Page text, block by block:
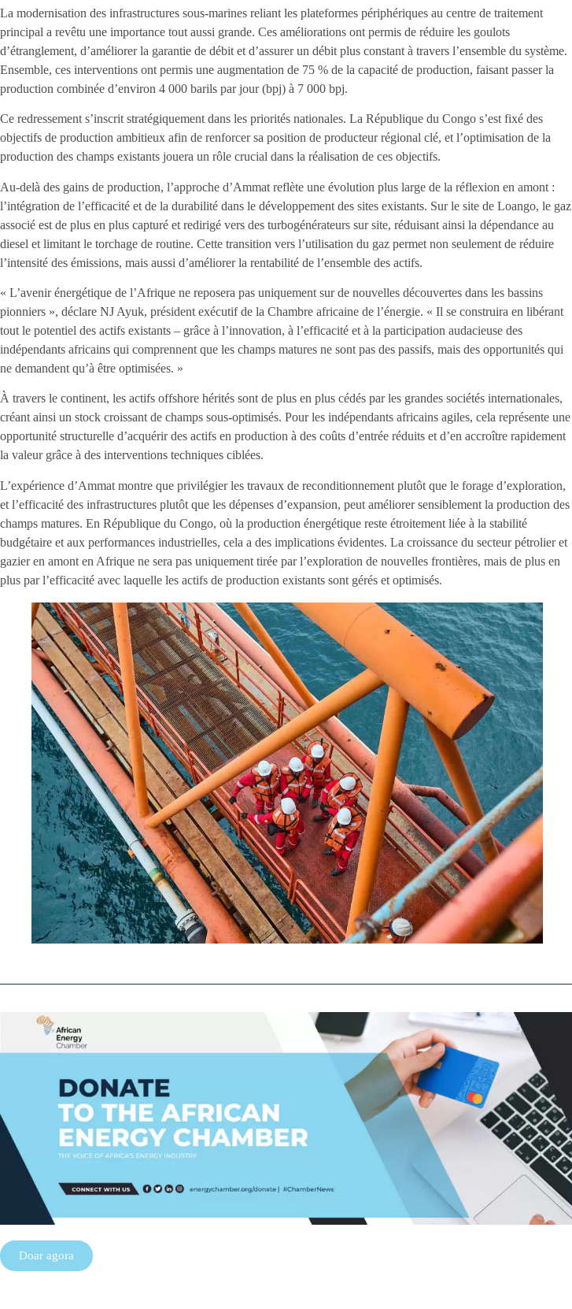
La modernisation des infrastructures sous-marines reliant les plateformes périphériques au centre de traitement
principal a revêtu une importance tout aussi grande. Ces améliorations ont permis de réduire les goulots
d’étranglement, d’améliorer la garantie de débit et d’assurer un débit plus constant à travers l’ensemble du système.
Ensemble, ces interventions ont permis une augmentation de 75 % de la capacité de production, faisant passer la
production combinée d’environ 4 000 barils par jour (bpj) à 7 000 bpj.
Ce redressement s’inscrit stratégiquement dans les priorités nationales. La République du Congo s’est fixé des
objectifs de production ambitieux afin de renforcer sa position de producteur régional clé, et l’optimisation de la
production des champs existants jouera un rôle crucial dans la réalisation de ces objectifs.
Au-delà des gains de production, l’approche d’Ammat reflète une évolution plus large de la réflexion en amont :
l’intégration de l’efficacité et de la durabilité dans le développement des sites existants. Sur le site de Loango, le gaz
associé est de plus en plus capturé et redirigé vers des turbogénérateurs sur site, réduisant ainsi la dépendance au
diesel et limitant le torchage de routine. Cette transition vers l’utilisation du gaz permet non seulement de réduire
l’intensité des émissions, mais aussi d’améliorer la rentabilité de l’ensemble des actifs.
« L’avenir énergétique de l’Afrique ne reposera pas uniquement sur de nouvelles découvertes dans les bassins
pionniers », déclare NJ Ayuk, président exécutif de la Chambre africaine de l’énergie. « Il se construira en libérant
tout le potentiel des actifs existants – grâce à l’innovation, à l’efficacité et à la participation audacieuse des
indépendants africains qui comprennent que les champs matures ne sont pas des passifs, mais des opportunités qui
ne demandent qu’à être optimisées. »
À travers le continent, les actifs offshore hérités sont de plus en plus cédés par les grandes sociétés internationales,
créant ainsi un stock croissant de champs sous-optimisés. Pour les indépendants africains agiles, cela représente une
opportunité structurelle d’acquérir des actifs en production à des coûts d’entrée réduits et d’en accroître rapidement
la valeur grâce à des interventions techniques ciblées.
L’expérience d’Ammat montre que privilégier les travaux de reconditionnement plutôt que le forage d’exploration,
et l’efficacité des infrastructures plutôt que les dépenses d’expansion, peut améliorer sensiblement la production des
champs matures. En République du Congo, où la production énergétique reste étroitement liée à la stabilité
budgétaire et aux performances industrielles, cela a des implications évidentes. La croissance du secteur pétrolier et
gazier en amont en Afrique ne sera pas uniquement tirée par l’exploration de nouvelles frontières, mais de plus en
plus par l’efficacité avec laquelle les actifs de production existants sont gérés et optimisés.
Doar agora